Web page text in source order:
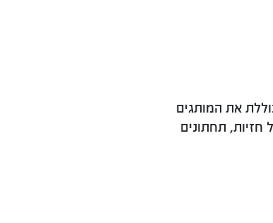
את המותגים
חזיות, תחתונים